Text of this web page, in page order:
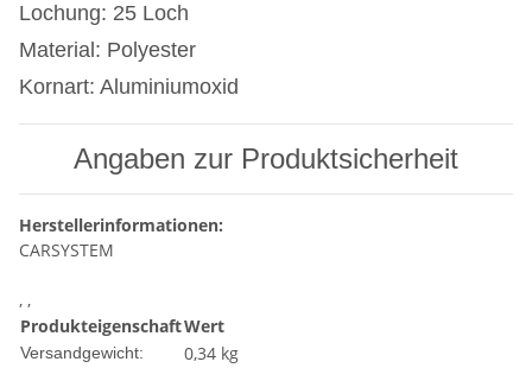
Lochung: 25 Loch
Material: Polyester
Kornart: Aluminiumoxid
Angaben zur Produktsicherheit
Herstellerinformationen:
CARSYSTEM
, ,
ProdukteigenschaftWert
Versandgewicht: 0,34 kg